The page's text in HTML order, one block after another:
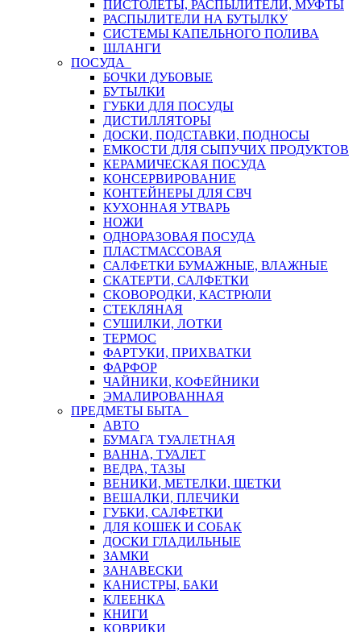
ПИСТОЛЕТЫ, РАСПЫЛИТЕЛИ, МУФТЫ
РАСПЫЛИТЕЛИ НА БУТЫЛКУ
СИСТЕМЫ КАПЕЛЬНОГО ПОЛИВА
ШЛАНГИ
ПОСУДА
БОЧКИ ДУБОВЫЕ
БУТЫЛКИ
ГУБКИ ДЛЯ ПОСУДЫ
ДИСТИЛЛЯТОРЫ
ДОСКИ, ПОДСТАВКИ, ПОДНОСЫ
ЕМКОСТИ ДЛЯ СЫПУЧИХ ПРОДУКТОВ
КЕРАМИЧЕСКАЯ ПОСУДА
КОНСЕРВИРОВАНИЕ
КОНТЕЙНЕРЫ ДЛЯ СВЧ
КУХОННАЯ УТВАРЬ
НОЖИ
ОДНОРАЗОВАЯ ПОСУДА
ПЛАСТМАССОВАЯ
САЛФЕТКИ БУМАЖНЫЕ, ВЛАЖНЫЕ
СКАТЕРТИ, САЛФЕТКИ
СКОВОРОДКИ, КАСТРЮЛИ
СТЕКЛЯНАЯ
СУШИЛКИ, ЛОТКИ
ТЕРМОС
ФАРТУКИ, ПРИХВАТКИ
ФАРФОР
ЧАЙНИКИ, КОФЕЙНИКИ
ЭМАЛИРОВАННАЯ
ПРЕДМЕТЫ БЫТА
АВТО
БУМАГА ТУАЛЕТНАЯ
ВАННА, ТУАЛЕТ
ВЕДРА, ТАЗЫ
ВЕНИКИ, МЕТЕЛКИ, ЩЕТКИ
ВЕШАЛКИ, ПЛЕЧИКИ
ГУБКИ, САЛФЕТКИ
ДЛЯ КОШЕК И СОБАК
ДОСКИ ГЛАДИЛЬНЫЕ
ЗАМКИ
ЗАНАВЕСКИ
КАНИСТРЫ, БАКИ
КЛЕЕНКА
КНИГИ
КОВРИКИ